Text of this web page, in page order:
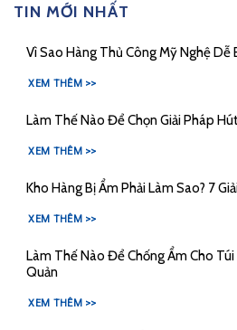
TIN MỚI NHẤT
Vì Sao Hàng Thủ Công Mỹ Nghệ Dễ
XEM THÊM >>
Làm Thế Nào Để Chọn Giải Pháp
XEM THÊM >>
Kho Hàng Bị Ẩm Phải Làm Sao? 7
XEM THÊM >>
Làm Thế Nào Để Chống Ẩm Cho Túi
Quản
XEM THÊM >>